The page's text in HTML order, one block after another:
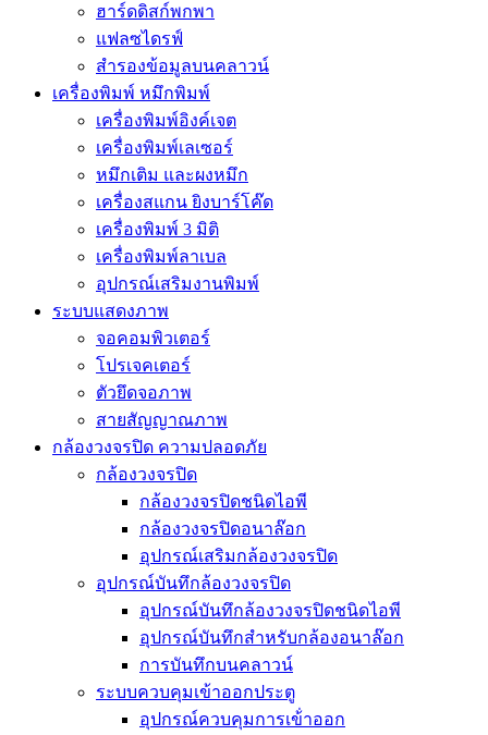
ฮาร์ดดิสก์พกพา
แฟลซไดรฟ์
สำรองข้อมูลบนคลาวน์
เครื่องพิมพ์ หมึกพิมพ์
เครื่องพิมพ์อิงค์เจต
เครื่องพิมพ์เลเซอร์
หมึกเติม และผงหมึก
เครื่องสแกน ยิงบาร์โค๊ด
เครื่องพิมพ์ 3 มิติ
เครื่องพิมพ์ลาเบล
อุปกรณ์เสริมงานพิมพ์
ระบบแสดงภาพ
จอคอมพิวเตอร์
โปรเจคเตอร์
ตัวยึดจอภาพ
สายสัญญาณภาพ
กล้องวงจรปิด ความปลอดภัย
กล้องวงจรปิด
กล้องวงจรปิดชนิดไอพี
กล้องวงจรปิดอนาล๊อก
อุปกรณ์เสริมกล้องวงจรปิด
อุปกรณ์บันทึกล้องวงจรปิด
อุปกรณ์บันทึกล้องวงจรปิดชนิดไอพี
อุปกรณ์บันทึกสำหรับกล้องอนาล๊อก
การบันทึกบนคลาวน์
ระบบควบคุมเข้าออกประตู
อุปกรณ์ควบคุมการเข้่าออก